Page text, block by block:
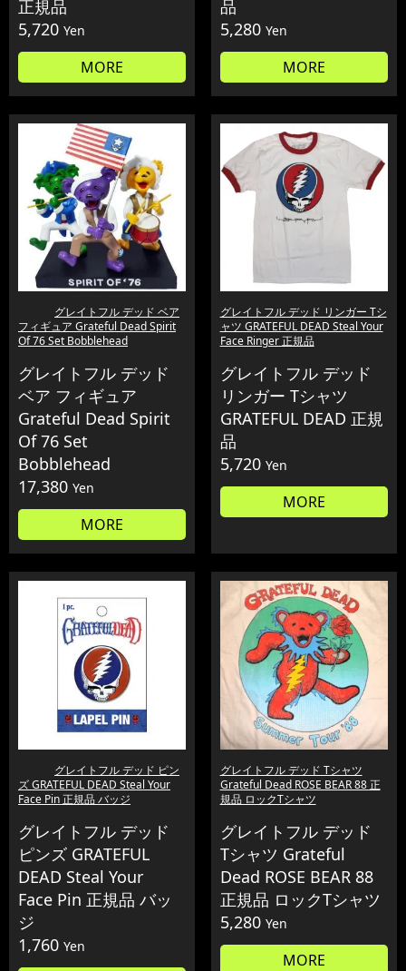
正規品
5,720 Yen
MORE
品
5,280 Yen
MORE
グレイトフル デッド ベア
フィギュア Grateful Dead Spirit
Of 76 Set Bobblehead
グレイトフル デッド
ベア フィギュア
Grateful Dead Spirit
Of 76 Set
Bobblehead
17,380 Yen
MORE
グレイトフル デッド リンガー Tシ
ャツ GRATEFUL DEAD Steal Your
Face Ringer 正規品
グレイトフル デッド
リンガー Tシャツ
GRATEFUL DEAD 正規
品
5,720 Yen
MORE
グレイトフル デッド ピン
ズ GRATEFUL DEAD Steal Your
Face Pin 正規品 バッジ
グレイトフル デッド
ピンズ GRATEFUL
DEAD Steal Your
Face Pin 正規品 バッ
ジ
1,760 Yen
グレイトフル デッド Tシャツ
Grateful Dead ROSE BEAR 88 正
規品 ロックTシャツ
グレイトフル デッド
Tシャツ Grateful
Dead ROSE BEAR 88
正規品 ロックTシャツ
5,280 Yen
MORE